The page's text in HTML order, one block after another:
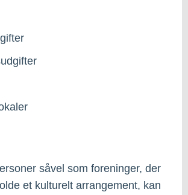
såvel som foreninger, der
et kulturelt arrangement, kan